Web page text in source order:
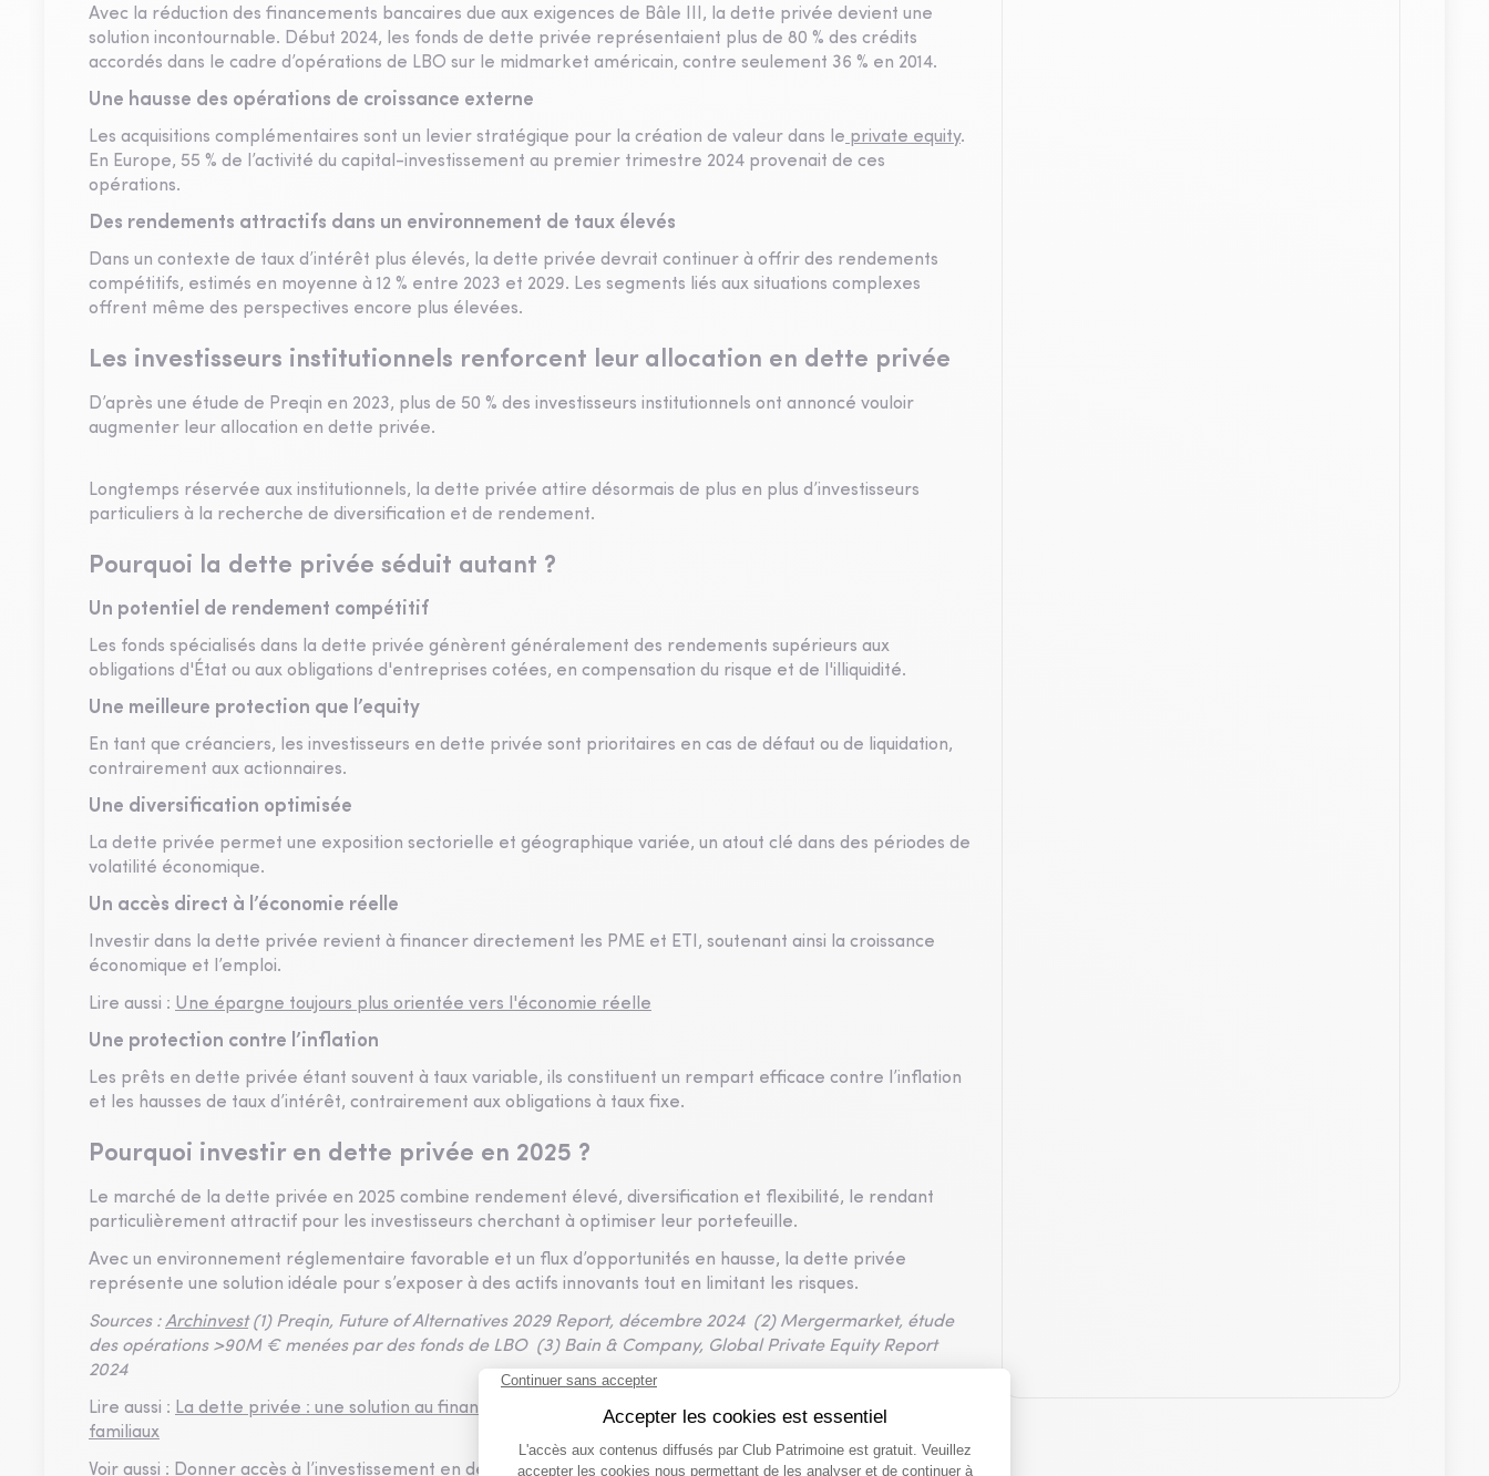
Avec la réduction des financements bancaires due aux exigences de Bâle III, la dette privée devient une
solution incontournable. Début 2024, les fonds de dette privée représentaient plus de 80 % des crédits
accordés dans le cadre d’opérations de LBO sur le midmarket américain, contre seulement 36 % en 2014.
Une hausse des opérations de croissance externe
Les acquisitions complémentaires sont un levier stratégique pour la création de valeur dans le private equity.
En Europe, 55 % de l’activité du capital-investissement au premier trimestre 2024 provenait de ces
opérations.
Des rendements attractifs dans un environnement de taux élevés
Dans un contexte de taux d’intérêt plus élevés, la dette privée devrait continuer à offrir des rendements
compétitifs, estimés en moyenne à 12 % entre 2023 et 2029. Les segments liés aux situations complexes
offrent même des perspectives encore plus élevées.
Les investisseurs institutionnels renforcent leur allocation en dette privée
D’après une étude de Preqin en 2023, plus de 50 % des investisseurs institutionnels ont annoncé vouloir
augmenter leur allocation en dette privée.
Longtemps réservée aux institutionnels, la dette privée attire désormais de plus en plus d’investisseurs
particuliers à la recherche de diversification et de rendement.
Pourquoi la dette privée séduit autant ?
Un potentiel de rendement compétitif
Les fonds spécialisés dans la dette privée génèrent généralement des rendements supérieurs aux
obligations d'État ou aux obligations d'entreprises cotées, en compensation du risque et de l'illiquidité.
Une meilleure protection que l’equity
En tant que créanciers, les investisseurs en dette privée sont prioritaires en cas de défaut ou de liquidation,
contrairement aux actionnaires.
Une diversification optimisée
La dette privée permet une exposition sectorielle et géographique variée, un atout clé dans des périodes de
volatilité économique.
Un accès direct à l’économie réelle
Investir dans la dette privée revient à financer directement les PME et ETI, soutenant ainsi la croissance
économique et l’emploi.
Lire aussi : Une épargne toujours plus orientée vers l'économie réelle
Une protection contre l’inflation
Les prêts en dette privée étant souvent à taux variable, ils constituent un rempart efficace contre l’inflation
et les hausses de taux d’intérêt, contrairement aux obligations à taux fixe.
Pourquoi investir en dette privée en 2025 ?
Le marché de la dette privée en 2025 combine rendement élevé, diversification et flexibilité, le rendant
particulièrement attractif pour les investisseurs cherchant à optimiser leur portefeuille.
Avec un environnement réglementaire favorable et un flux d’opportunités en hausse, la dette privée
représente une solution idéale pour s’exposer à des actifs innovants tout en limitant les risques.
Sources :Archinvest(1) Preqin, Future of Alternatives 2029 Report, décembre 2024 (2) Mergermarket, étude
des opérations >90M € menées par des fonds de LBO (3) Bain & Company, Global Private Equity Report
2024
Lire aussi : La dette privée : une solution au financement de la restructuration capitalistique des groupes
familiaux
Voir aussi : Donner accès à l’investissement en dette privée d'infrastructures